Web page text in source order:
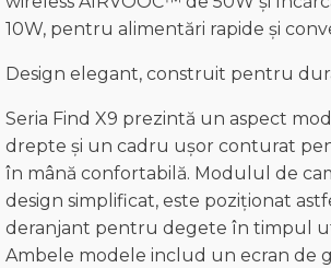
10W, pentru alimentări rapide și
Design elegant, construit pentru
Seria Find X9 prezintă un aspect
drepte și un cadru ușor conturat
în mână confortabilă. Modulul de
design simplificat, este poziționat
deranjant pentru degete în timpul
Ambele modele includ un ecran de